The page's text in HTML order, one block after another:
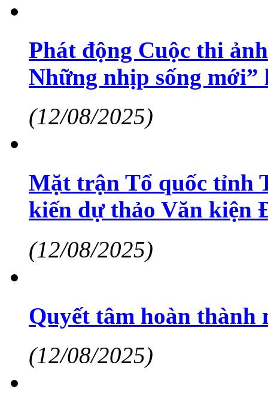
Phát động Cuộc thi
Những nhịp sống mới”
(12/08/2025)
Mặt trận Tổ quốc tỉnh
kiến dự thảo Văn kiện
(12/08/2025)
Quyết tâm hoàn thành
(12/08/2025)